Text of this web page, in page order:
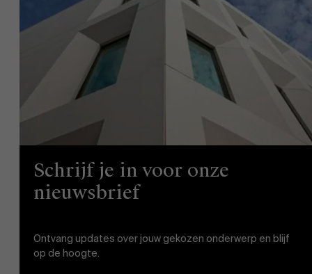
Schrijf je in voor onze
nieuwsbrief
Ontvang updates over jouw gekozen onderwerp en blijf
op de hoogte.